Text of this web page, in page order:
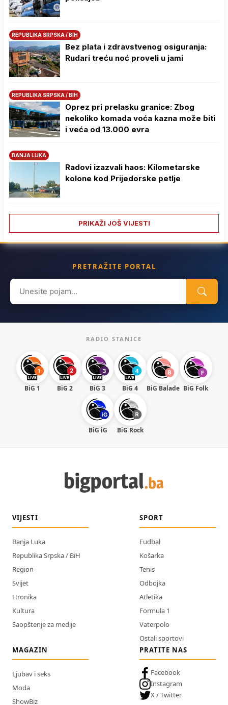
REPUBLIKA SRPSKA / BIH
Bez plata i zdravstvenog osiguranja:
Rudari treću noć proveli u jami
REPUBLIKA SRPSKA / BIH
Oprez pri prelasku granice: Zbog
nekoliko komada voća kazna može biti
i veća od 13.000 evra
BANJA LUKA
Radovi izazvali haos: Kilometarske
kolone kod Prijedorske petlje
PRIKAŽI JOŠ VIJESTI
PRETRAŽITE PORTAL
Search
for:
RADIO STANICE
BiG 1 BiG 2 BiG 3 BiG 4 BiG Balade BiG Folk
BiG iG BiG Rock
VIJESTI
Banja Luka
Republika Srpska / BiH
Region
Svijet
Hronika
Kultura
Saopštenje za medije
SPORT
Fudbal
Košarka
Tenis
Odbojka
Atletika
Formula 1
Vaterpolo
Ostali sportovi
MAGAZIN
Ljubav i seks
Moda
ShowBiz
PRATITE NAS
Facebook
Instagram
X / Twitter